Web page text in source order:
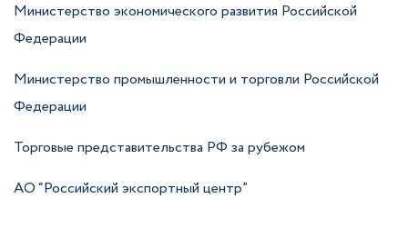
Министерство экономического развития Российской
Федерации
Министерство промышленности и торговли Российской
Федерации
Торговые представительства РФ за рубежом
АО “Российский экспортный центр”